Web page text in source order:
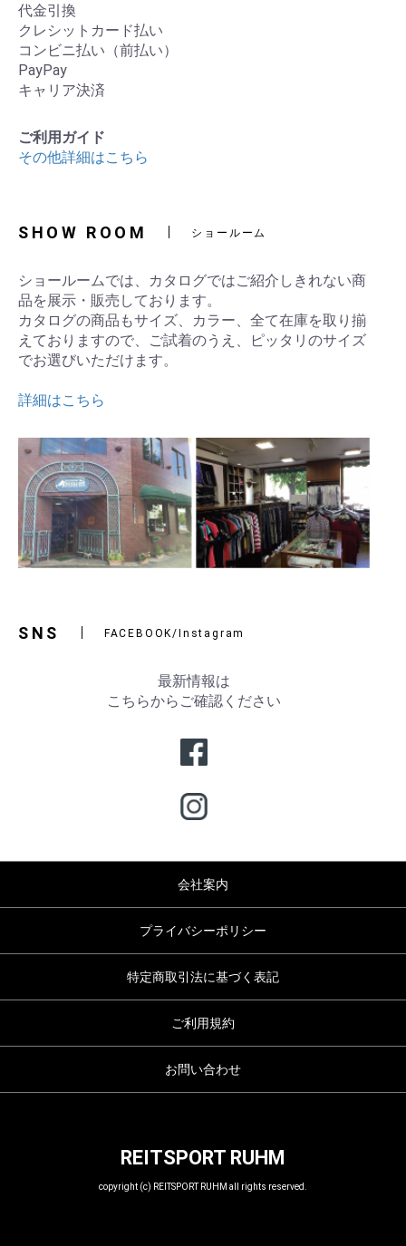
代金引換
クレシットカード払い
コンビニ払い（前払い）
PayPay
キャリア決済
ご利用ガイド
その他詳細はこちら
SHOW ROOM ショールーム
ショールームでは、カタログではご紹介しきれない商
品を展示・販売しております。
カタログの商品もサイズ、カラー、全て在庫を取り揃
えておりますので、ご試着のうえ、ピッタリのサイズ
でお選びいただけます。
詳細はこちら
SNS FACEBOOK/Instagram
最新情報は
こちらからご確認ください
会社案内
プライバシーポリシー
特定商取引法に基づく表記
ご利用規約
お問い合わせ
REITSPORT RUHM
copyright (c) REITSPORT RUHM all rights reserved.